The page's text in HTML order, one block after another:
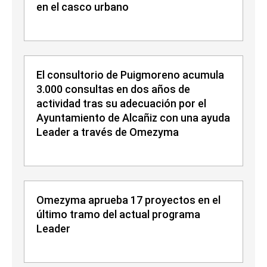
en el casco urbano
El consultorio de Puigmoreno acumula
3.000 consultas en dos años de
actividad tras su adecuación por el
Ayuntamiento de Alcañiz con una ayuda
Leader a través de Omezyma
Omezyma aprueba 17 proyectos en el
último tramo del actual programa
Leader